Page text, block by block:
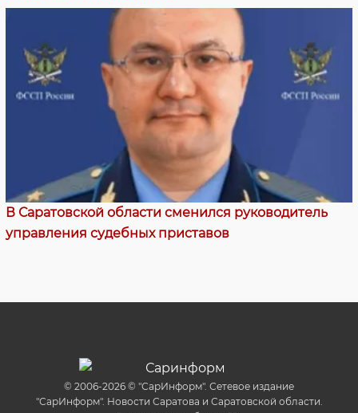
В Саратовской области сменился руководитель
управления судебных приставов
© 2006-2026 © "СарИнформ". Сетевое издание
"СарИнформ". Новости Саратова и Саратовской области.